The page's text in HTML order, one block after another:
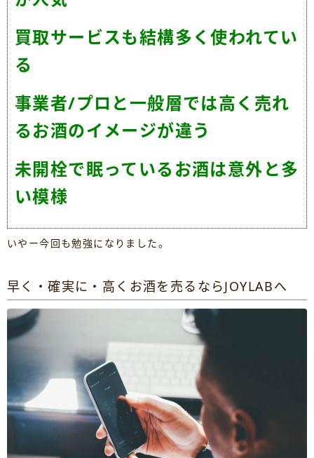
買取サービスも結構多く使われてい
る
事業者/プロと一般層では高く売れ
るお酒のイメージが違う
未開栓で眠っているお酒は意外と多
い模様
いやー今回も勉強になりました。
早く・確実に・高くお酒を売るならJOYLABへ